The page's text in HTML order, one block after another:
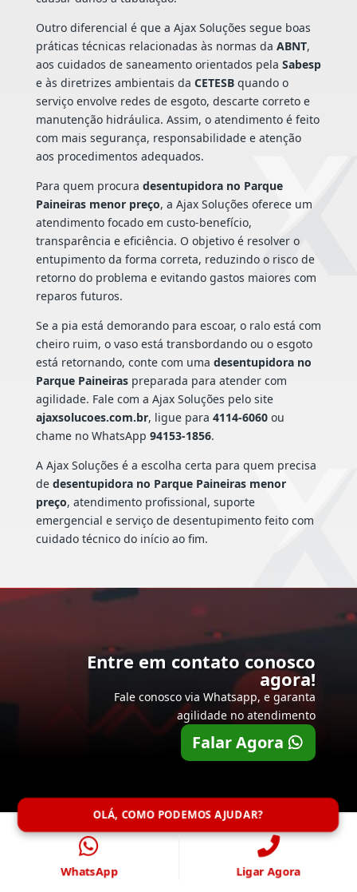
Outro diferencial é que a Ajax Soluções segue boas
práticas técnicas relacionadas às normas da ABNT,
aos cuidados de saneamento orientados pela Sabesp
e às diretrizes ambientais da CETESBquando o
serviço envolve redes de esgoto, descarte correto e
manutenção hidráulica. Assim, o atendimento é feito
com mais segurança, responsabilidade e atenção
aos procedimentos adequados.
Para quem procura desentupidora no Parque
Paineiras menor preço, a Ajax Soluções oferece um
atendimento focado em custo-benefício,
transparência e eficiência. O objetivo é resolver o
entupimento da forma correta, reduzindo o risco de
retorno do problema e evitando gastos maiores com
reparos futuros.
Se a pia está demorando para escoar, o ralo está com
cheiro ruim, o vaso está transbordando ou o esgoto
está retornando, conte com uma desentupidora no
Parque Paineiraspreparada para atender com
agilidade. Fale com a Ajax Soluções pelo site
ajaxsolucoes.com.br, ligue para 4114-6060ou
chame no WhatsApp 94153-1856.
A Ajax Soluções é a escolha certa para quem precisa
de desentupidora no Parque Paineiras menor
preço, atendimento profissional, suporte
emergencial e serviço de desentupimento feito com
cuidado técnico do início ao fim.
Entre em contato conosco
agora!
Fale conosco via Whatsapp, e garanta
agilidade no atendimento
Falar Agora
OLÁ, COMO PODEMOS AJUDAR?
WhatsApp Ligar Agora